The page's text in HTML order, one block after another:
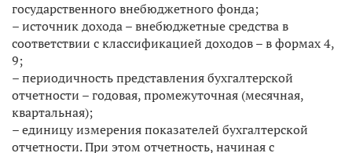
государственного внебюджетного фонда;
– источник дохода – внебюджетные средства в
соответствии с классификацией доходов – в формах 4,
9;
– периодичность представления бухгалтерской
отчетности – годовая, промежуточная (месячная,
квартальная);
– единицу измерения показателей бухгалтерской
отчетности. При этом отчетность, начиная с